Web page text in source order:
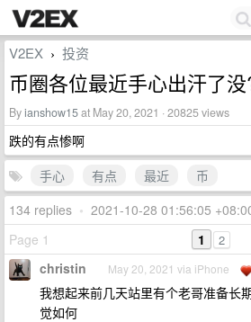
V2EX › 投资
币圈各位最近手心出汗了没
Byianshow15at May 20, 2021 · 20825 views
跌的有点惨啊
手心
有点 最近
币
134 replies • 2021-10-28 01:56:05
Page 1
1 2
christin May 20, 2021 via iPhone
我想起来前几天站里有个老哥准备长
觉如何